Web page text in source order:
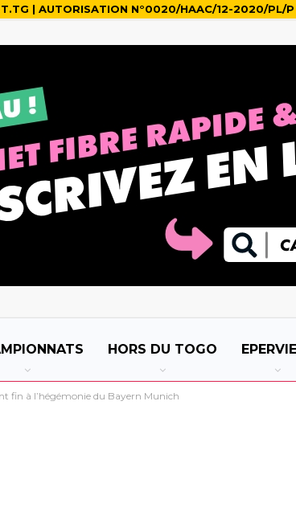
| AUTORISATION N°0020/HAAC/12-2020/PL/P
HORS DU TOGO
fin à l’hégémonie du Bayern Munich